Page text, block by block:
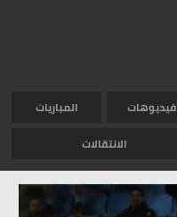
فيديوهات
المباريات
الانتقالات